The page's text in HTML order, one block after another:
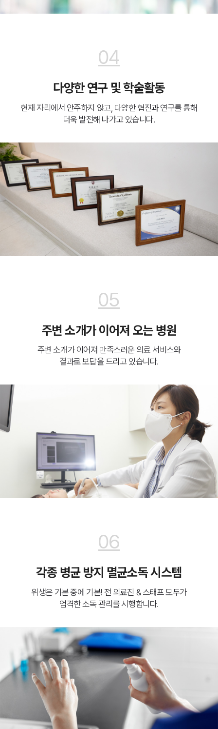
04
다양한 연구 및 학술활동
현재 자리에서 안주하지 않고, 다양한 협진과 연구를 통해
더욱 발전해 나가고 있습니다.
05
주변 소개가 이어져 오는 병원
주변 소개가 이어져 만족스러운 의료 서비스와
결과로 보답을 드리고 있습니다.
06
각종 병균 방지 멸균소독 시스템
위생은 기본 중에 기본! 전 의료진 & 스태프 모두가
엄격한 소독 관리를 시행합니다.